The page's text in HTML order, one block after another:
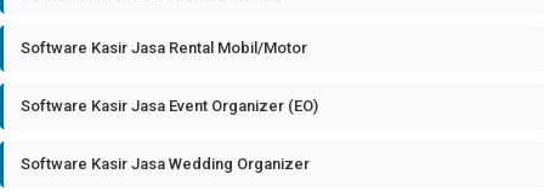
Software Kasir Jasa Rental Mobil/Motor
Software Kasir Jasa Event Organizer (EO)
Software Kasir Jasa Wedding Organizer